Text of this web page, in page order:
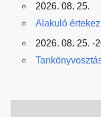
2026. 08. 25.
Alakuló
2026. 08. 25. -